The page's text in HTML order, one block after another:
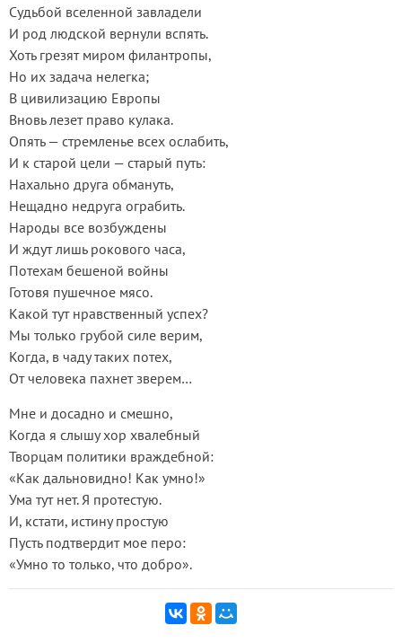
Судьбой вселенной завладели
И род людской вернули вспять.
Хоть грезят миром филантропы,
Но их задача нелегка;
В цивилизацию Европы
Вновь лезет право кулака.
Опять — стремленье всех ослабить,
И к старой цели — старый путь:
Нахально друга обмануть,
Нещадно недруга ограбить.
Народы все возбуждены
И ждут лишь рокового часа,
Потехам бешеной войны
Готовя пушечное мясо.
Какой тут нравственный успех?
Мы только грубой силе верим,
Когда, в чаду таких потех,
От человека пахнет зверем…
Мне и досадно и смешно,
Когда я слышу хор хвалебный
Творцам политики враждебной:
«Как дальновидно! Как умно!»
Ума тут нет. Я протестую.
И, кстати, истину простую
Пусть подтвердит мое перо:
«Умно то только, что добро».